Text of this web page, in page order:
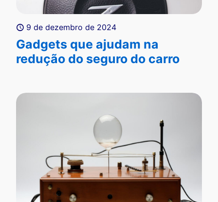
9 de dezembro de 2024
Gadgets que ajudam na
redução do seguro do carro